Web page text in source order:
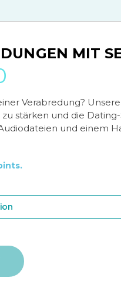
MIT
Verabredung?
stärken und die
und einem